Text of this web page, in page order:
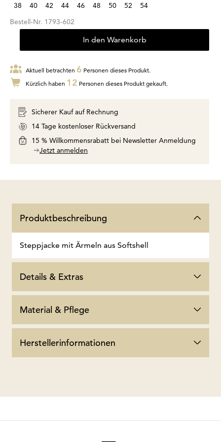
38 40 42 44 46 48 50 52
54
Bestell-Nr. 1793-602
In den Warenkorb
Aktuell betrachten 6 Personen dieses Produkt.
Kürzlich haben 12 Personen dieses Produkt gekauft.
Sicherer Kauf auf Rechnung
14 Tage kostenloser Rückversand
15 % Willkommensrabatt bei Newsletter Anmeldung
Jetzt anmelden
Produktbeschreibung
Steppjacke mit Ärmeln aus Softshell
Details & Extras
Material & Pflege
Herstellerinformationen